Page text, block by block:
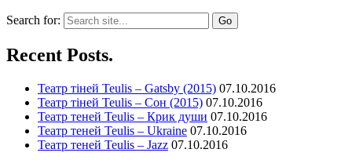
Search for:
Recent Posts.
Театр тіней Teulis – Gatsby (2015) 07.10.2016
Театр тіней Teulis – Сон (2015) 07.10.2016
Театр теней Teulis – Крик души 07.10.2016
Театр теней Teulis – Ukraine 07.10.2016
Театр теней Teulis – Jazz 07.10.2016